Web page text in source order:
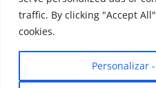
traffic. By clicking "Accept
cookies.
Personalizar
Terms & Conditions